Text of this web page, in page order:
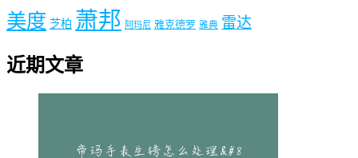
美度 芝柏 萧邦 阿玛尼 雅克德罗 雅典 雷达
近期文章